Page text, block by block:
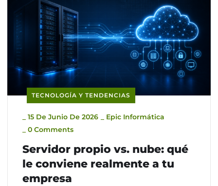
TECNOLOGÍA Y TENDENCIAS
15 De Junio De 2026
Epic Informática
0 Comments
Servidor propio vs. nube: qué
le conviene realmente a tu
empresa